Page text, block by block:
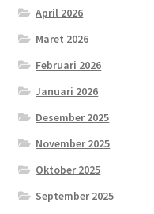
April 2026
Maret 2026
Februari 2026
Januari 2026
Desember 2025
November 2025
Oktober 2025
September 2025